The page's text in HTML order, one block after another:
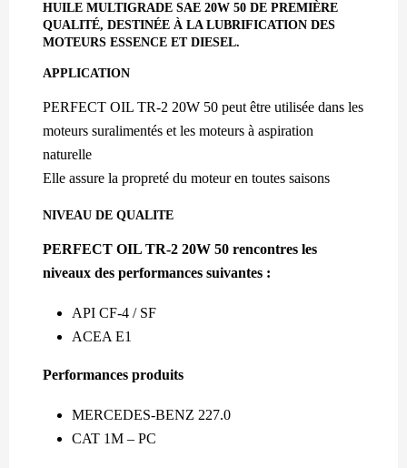
HUILE MULTIGRADE SAE 20W 50 DE PREMIÈRE
QUALITÉ, DESTINÉE À LA LUBRIFICATION DES
MOTEURS ESSENCE ET DIESEL.
APPLICATION
PERFECT OIL TR-2 20W 50 peut être utilisée dans les
moteurs suralimentés et les moteurs à aspiration
naturelle
Elle assure la propreté du moteur en toutes saisons
NIVEAU DE QUALITE
PERFECT OIL TR-2 20W 50 rencontres les
niveaux des performances suivantes :
API CF-4 / SF
ACEA E1
Performances produits
MERCEDES-BENZ 227.0
CAT 1M – PC